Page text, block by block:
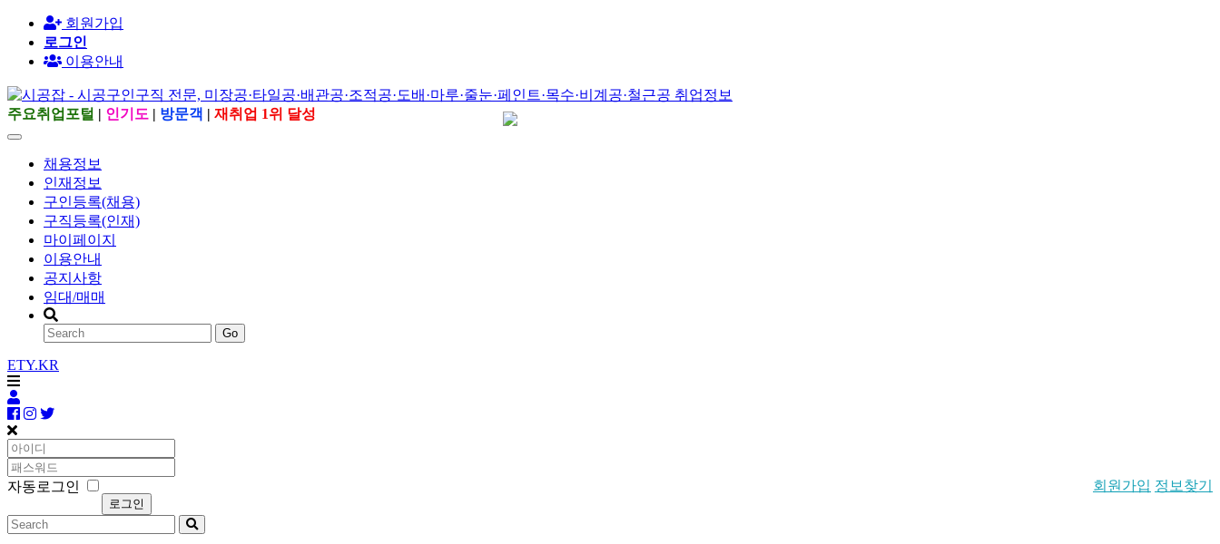
회원가입
로그인
이용안내
주요취업포털 | 인기도 | 방문객 | 재취업 1위 달성
채용정보
인재정보
구인등록(채용)
구직등록(인재)
마이페이지
이용안내
공지사항
임대/매매
Go
ETY.KR
자동로그인 회원가입 정보찾기